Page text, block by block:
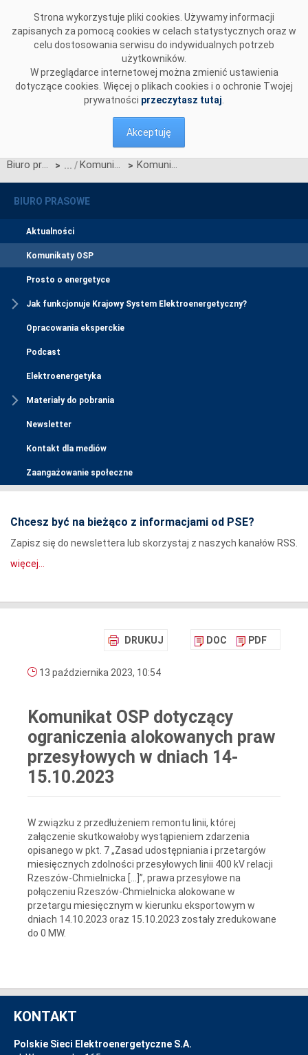
Strona wykorzystuje pliki cookies. Używamy informacji
zapisanych za pomocą cookies w celach statystycznych oraz w
celu dostosowania serwisu do indywidualnych potrzeb
użytkowników.
W przeglądarce internetowej można zmienić ustawienia
dotyczące cookies. Więcej o plikach cookies i o ochronie Twojej
prywatności przeczytasz tutaj
Akceptuję
Biuro prasowe > Komunikaty OSP > Komunikat OSP dotyczący ograniczenia alokowanych praw przesyłowych w dniach 14-15.10.2023
BIURO PRASOWE
Aktualności
Komunikaty OSP
Prosto o energetyce
Jak funkcjonuje Krajowy System Elektroenergetyczny?
Opracowania eksperckie
Podcast
Elektroenergetyka
Materiały do pobrania
Newsletter
Kontakt dla mediów
Zaangażowanie społeczne
Chcesz być na bieżąco z informacjami od PSE?
Zapisz się do newslettera lub skorzystaj z naszych kanałów RSS.
więcej...
DRUKUJ DOC PDF
13 października 2023, 10:54
Komunikat OSP dotyczący
ograniczenia alokowanych praw
przesyłowych w dniach 14-
15.10.2023
W związku z przedłużeniem remontu linii, której
załączenie skutkowałoby wystąpieniem zdarzenia
opisanego w pkt. 7 „Zasad udostępniania i przetargów
miesięcznych zdolności przesyłowych linii 400 kV relacji
Rzeszów-Chmielnicka […]”, prawa przesyłowe na
połączeniu Rzeszów-Chmielnicka alokowane w
przetargu miesięcznym w kierunku eksportowym w
dniach 14.10.2023 oraz 15.10.2023 zostały zredukowane
do 0 MW.
KONTAKT
Polskie Sieci Elektroenergetyczne S.A.